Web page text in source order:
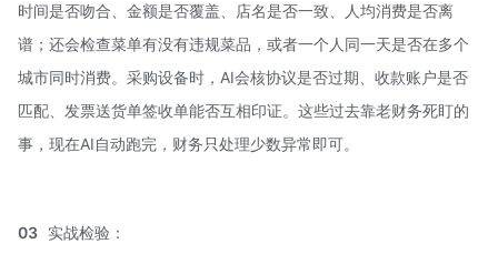
时间是否吻合、金额是否覆盖、店名是否一致、人均消费是否离
谱；还会检查菜单有没有违规菜品，或者一个人同一天是否在多个
城市同时消费。采购设备时，AI会核协议是否过期、收款账户是否
匹配、发票送货单签收单能否互相印证。这些过去靠老财务死盯的
事，现在AI自动跑完，财务只处理少数异常即可。
03 实战检验：